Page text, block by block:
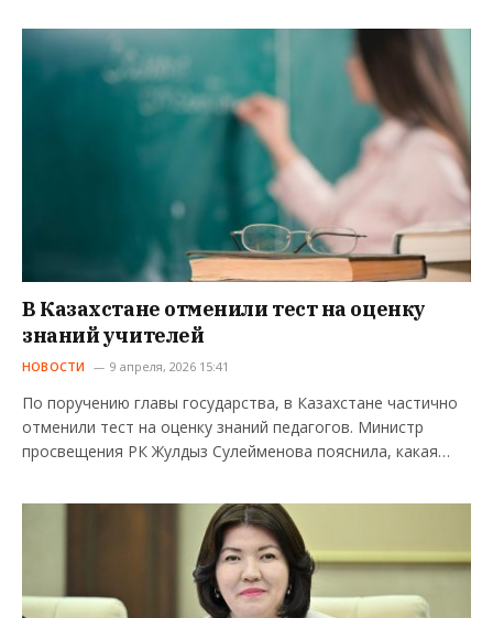
В Казахстане отменили тест на оценку
знаний учителей
НОВОСТИ 9 апреля, 2026 15:41
По поручению главы государства, в Казахстане частично
отменили тест на оценку знаний педагогов. Министр
просвещения РК Жулдыз Сулейменова пояснила, какая…